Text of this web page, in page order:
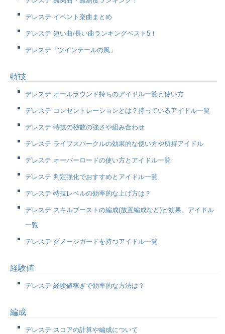
デレステ イベント楽曲まとめ
デレステ 短い曲/長い曲ランキングベスト5！
デレステ「ツインテールの風」
特技
デレステ オールラウンド持ちのアイドル一覧と使い方
デレステ コンセントレーションとは？持っているアイドル一覧
デレステ 特技の秒数の強さや組み合わせ
デレステ ライフスパークルの効果的な使い方や所持アイドル
デレステ オーバーロードの使い方とアイドル一覧
デレステ 判定強化でおすすめとアイドル一覧
デレステ 特技レベルの効率的な上げ方は？
デレステ スキルブーストの編成(放置編成など)と効果、アイドル
一覧
デレステ ダメージガードを持つアイドル一覧
経験値
デレステ 経験値稼ぎで効率的な方法は？
編成
デレステ スコアの計算や編成について